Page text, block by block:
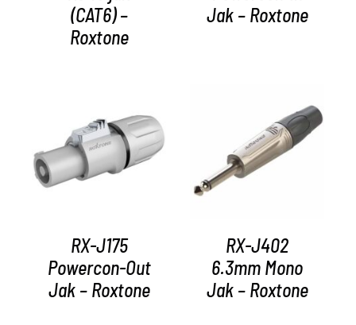
(CAT6) –
Roxtone
Jak – Roxtone
AYRINTILAR
RX-J175
Powercon-Out
Jak – Roxtone
AYRINTILAR
RX-J402
6.3mm Mono
Jak – Roxtone